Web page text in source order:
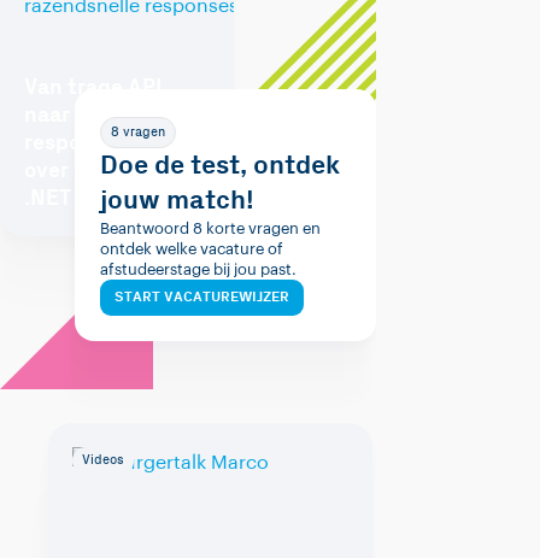
naar razendsnelle
responses: Alles
over caching in
Videos
8 vragen
Doe de test, ontdek
jouw match!
Beantwoord 8 korte vragen en
ontdek welke vacature of
afstudeerstage bij jou past.
START VACATUREWIJZER